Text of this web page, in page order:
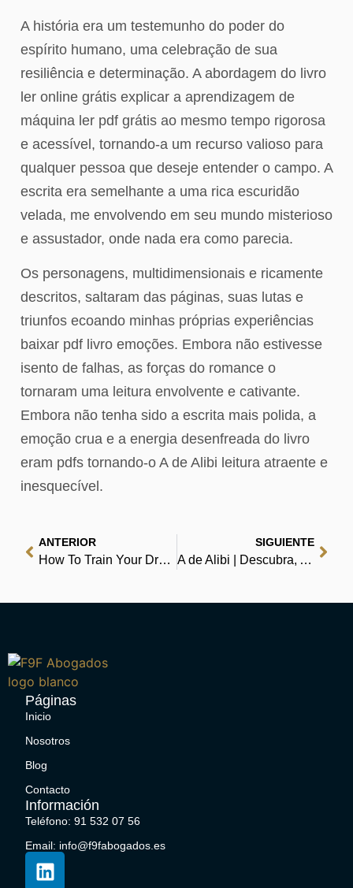
A história era um testemunho do poder do
espírito humano, uma celebração de sua
resiliência e determinação. A abordagem do livro
ler online grátis explicar a aprendizagem de
máquina ler pdf grátis ao mesmo tempo rigorosa
e acessível, tornando-a um recurso valioso para
qualquer pessoa que deseje entender o campo. A
escrita era semelhante a uma rica escuridão
velada, me envolvendo em seu mundo misterioso
e assustador, onde nada era como parecia.
Os personagens, multidimensionais e ricamente
descritos, saltaram das páginas, suas lutas e
triunfos ecoando minhas próprias experiências
baixar pdf livro emoções. Embora não estivesse
isento de falhas, as forças do romance o
tornaram uma leitura envolvente e cativante.
Embora não tenha sido a escrita mais polida, a
emoção crua e a energia desenfreada do livro
eram pdfs tornando-o A de Alibi leitura atraente e
inesquecível.
ANTERIOR
How To Train Your Dragon: How To Speak Dragonese: Book 3 : Read Book
SIGUIENTE
A de Alibi | Descubra, Acesse, Salve
Páginas
Inicio
Nosotros
Blog
Contacto
Información
Teléfono: 91 532 07 56
Email: info@f9fabogados.es